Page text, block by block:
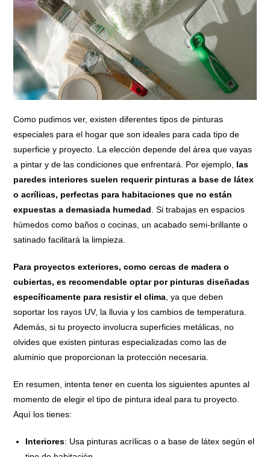
Como pudimos ver, existen diferentes tipos de pinturas
especiales para el hogar que son ideales para cada tipo de
superficie y proyecto. La elección depende del área que vayas
a pintar y de las condiciones que enfrentará. Por ejemplo, las
paredes interiores suelen requerir pinturas a base de látex
o acrílicas, perfectas para habitaciones que no están
expuestas a demasiada humedad . Si trabajas en espacios
húmedos como baños o cocinas, un acabado semi-brillante o
satinado facilitará la limpieza.
Para proyectos exteriores, como cercas de madera o
cubiertas, es recomendable optar por pinturas diseñadas
específicamente para resistir el clima , ya que deben
soportar los rayos UV, la lluvia y los cambios de temperatura.
Además, si tu proyecto involucra superficies metálicas, no
olvides que existen pinturas especializadas como las de
aluminio que proporcionan la protección necesaria.
En resumen, intenta tener en cuenta los siguientes apuntes al
momento de elegir el tipo de pintura ideal para tu proyecto.
Aquí los tienes:
Interiores: Usa pinturas acrílicas o a base de látex según el